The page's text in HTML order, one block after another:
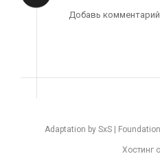
Добавь комментарий
Adaptation by SxS |
Хостинг